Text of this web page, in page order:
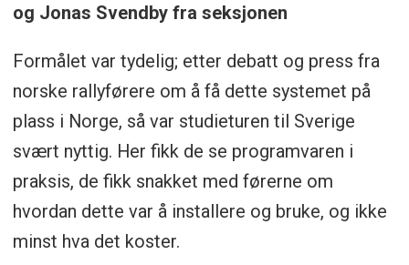
og Jonas Svendby fra seksjonen
Formålet var tydelig; etter debatt og press fra
norske rallyførere om å få dette systemet på
plass i Norge, så var studieturen til Sverige
svært nyttig. Her fikk de se programvaren i
praksis, de fikk snakket med førerne om
hvordan dette var å installere og bruke, og ikke
minst hva det koster.